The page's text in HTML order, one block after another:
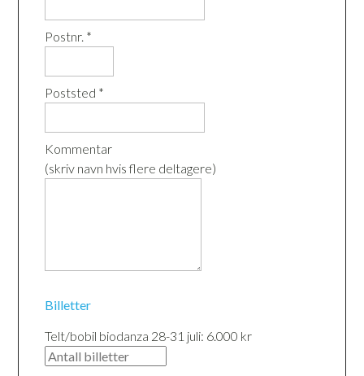
Postnr. *
Poststed *
Kommentar
(skriv navn hvis flere deltagere)
Billetter
Telt/bobil biodanza 28-31 juli: 6.000 kr